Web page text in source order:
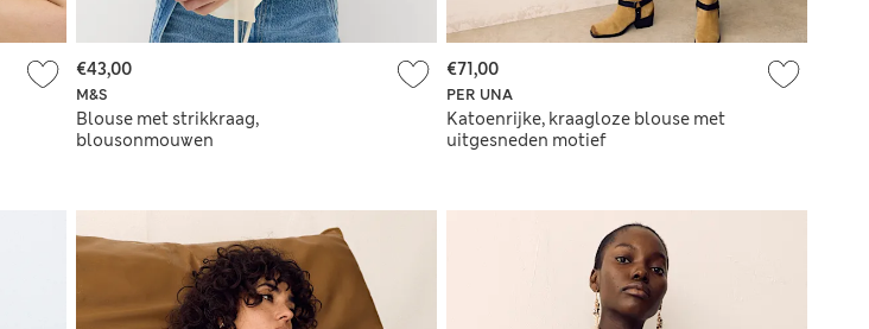
M&S
Blouse met strikkraag,
blousonmouwen
€43,00
PER UNA
Katoenrijke, kraagloze blouse met
uitgesneden motief
€71,00